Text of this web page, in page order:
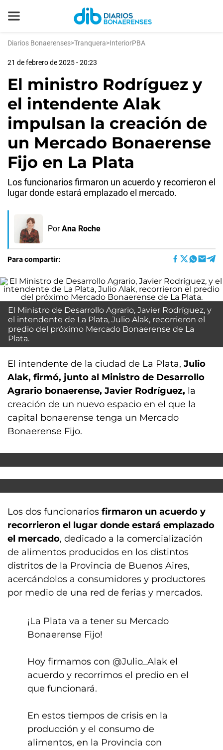
Diarios Bonaerenses>Tranquera>InteriorPBA
21 de febrero de 2025 - 20:23
El ministro Rodríguez y
el intendente Alak
impulsan la creación de
un Mercado Bonaerense
Fijo en La Plata
Los funcionarios firmaron un acuerdo y recorrieron el
lugar donde estará emplazado el mercado.
Por Ana Roche
Para compartir:
El Ministro de Desarrollo Agrario, Javier Rodríguez, y
el intendente de La Plata, Julio Alak, recorrieron el
predio del próximo Mercado Bonaerense de La
Plata.
El intendente de la ciudad de La Plata, Julio
Alak, firmó, junto al Ministro de Desarrollo
Agrario bonaerense, Javier Rodríguez, la
creación de un nuevo espacio en el que la
capital bonaerense tenga un Mercado
Bonaerense Fijo.
Los dos funcionarios firmaron un acuerdo y
recorrieron el lugar donde estará emplazado
el mercado, dedicado a la comercialización
de alimentos producidos en los distintos
distritos de la Provincia de Buenos Aires,
acercándolos a consumidores y productores
por medio de una red de ferias y mercados.
¡La Plata va a tener su Mercado
Bonaerense Fijo!
Hoy firmamos con @Julio_Alak el
acuerdo y recorrimos el predio en el
que funcionará.
En estos tiempos de crisis en la
producción y el consumo de
alimentos, en la Provincia con